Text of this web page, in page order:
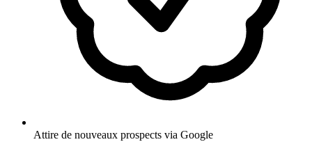
Attire de nouveaux prospects via Google